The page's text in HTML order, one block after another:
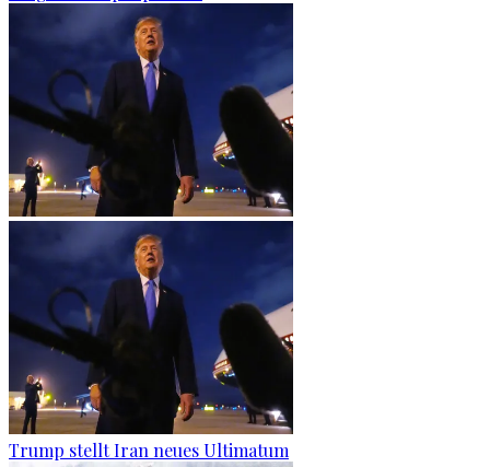
Trump stellt Iran neues Ultimatum